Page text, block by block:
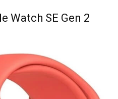
Watch SE Gen 2